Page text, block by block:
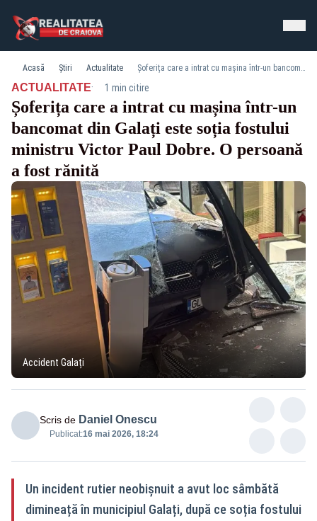
Acasă Știri Actualitate Șoferița care a intrat cu mașina într-un bancomat din Galați este soția fostului ministru Victor Paul Dobre. O persoană a fost rănită
ACTUALITATE· 1 min citire
Șoferița care a intrat cu mașina într-un
bancomat din Galați este soția fostului
ministru Victor Paul Dobre. O persoană
a fost rănită
Accident Galați
Scris de Daniel Onescu
Publicat:16 mai 2026, 18:24
Un incident rutier neobișnuit a avut loc sâmbătă
dimineață în municipiul Galați, după ce soția fostului